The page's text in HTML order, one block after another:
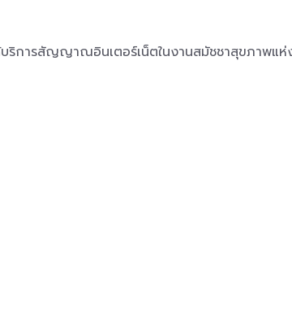
บริการสัญญาณอินเตอร์เน็ตในงานสมัชชาสุขภาพแ